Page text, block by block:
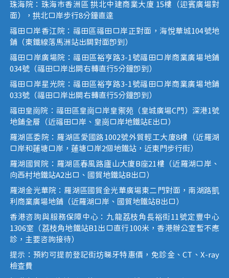
珠海院：珠海市香洲區 拱北中建商業大廈 15樓（迎賓廣場對
面），拱北口岸步行8分鐘直達
福田口岸香江院：福田區福田口岸正對面，海悅華城104號地
鋪（東鐵線落馬洲站出關對面即到）
福田口岸廣場院：福田區裕亨路3-1號福田口岸商業廣場地鋪
034號（福田口岸出關右轉直行5分鐘即到）
福田口岸星光院：福田區裕亨路3-1號福田口岸商業廣場地鋪
033號（福田口岸出關右轉直行5分鐘即到）
福田皇崗院：福田區皇崗口岸皇禦苑（皇城廣場C門）深港1號
地鋪全層（近福田口岸、皇崗口岸地鐵站E出口）
羅湖區委院：羅湖區愛國路1002號外貿輕工大廈8樓（近羅湖
口岸和蓮塘口岸，蓮塘口岸2個地鐵站，近東門步行街）
羅湖國貿院：羅湖區春風路廬山大廈B座21樓（近羅湖口岸、
向西村地鐵站A2出口、國貿地鐵站B出口）
羅湖金光華院：羅湖區國貿金光華廣場東二門對面，南湖路凱
利商業廣場地鋪（近羅湖口岸、國貿地鐵站B出口）
香港咨詢與服務保障中心：九龍荔枝角長裕街11號定豐中心
1306室（荔枝角地鐵站B1出口直行100米，香港辦公室暫不應
診，主要咨詢接待）
提示：預約可提前登記街坊睇牙特惠價，免診金、CT、X-ray
檢查費